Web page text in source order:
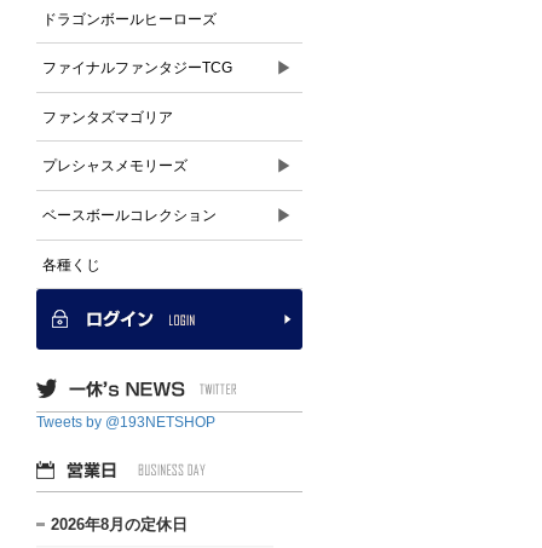
ドラゴンボールヒーローズ
ファイナルファンタジーTCG ▶
ファンタズマゴリア
プレシャスメモリーズ ▶
ベースボールコレクション ▶
各種くじ
Tweets by @193NETSHOP
2026年8月の定休日